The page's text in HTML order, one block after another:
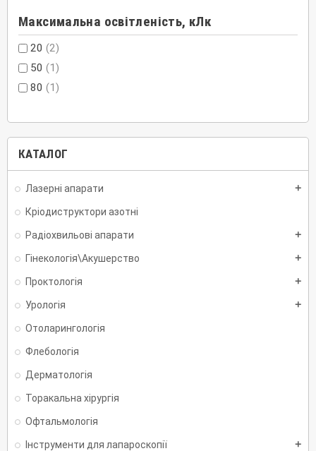
Максимальна освітленість, кЛк
20 (2)
50 (1)
80 (1)
КАТАЛОГ
Лазерні апарати add
Кріодиструктори азотні
Радіохвильові апарати add
Гінекологія\Акушерство add
Проктологія add
Урологія add
Отоларингологія
Флебологія
Дерматологія
Торакальна хірургія
Офтальмологія
Інструменти для лапароскопії add